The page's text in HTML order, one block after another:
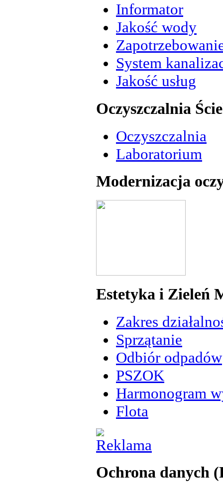
Informator
Jakość wody
System
Jakość usług
Oczyszczalnia
Oczyszczalnia
Laboratorium
Modernizacja
Estetyka i Zieleń
Zakres
Sprzątanie
Odbiór odpadów
PSZOK
Harmonogram
Flota
Ochrona danych